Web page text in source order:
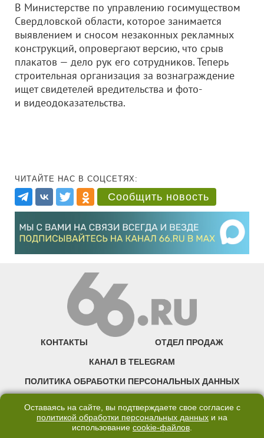
В Министерстве по управлению госимуществом
Свердловской области, которое занимается
выявлением и сносом незаконных рекламных
конструкций, опровергают версию, что срыв
плакатов — дело рук его сотрудников. Теперь
строительная организация за вознаграждение
ищет свидетелей вредительства и фото-
и видеодоказательства.
ЧИТАЙТЕ НАС В СОЦСЕТЯХ:
Сообщить новость
КОНТАКТЫ ОТДЕЛ ПРОДАЖ
КАНАЛ В TELEGRAM
ПОЛИТИКА ОБРАБОТКИ ПЕРСОНАЛЬНЫХ ДАННЫХ
©2007—2025 66.RU. Воспроизведение, сообщение, доведение до всеобщего
Оставаясь на сайте, вы подтверждаете свое согласие с
политикой обработки персональных данных и на
использование cookie-файлов.